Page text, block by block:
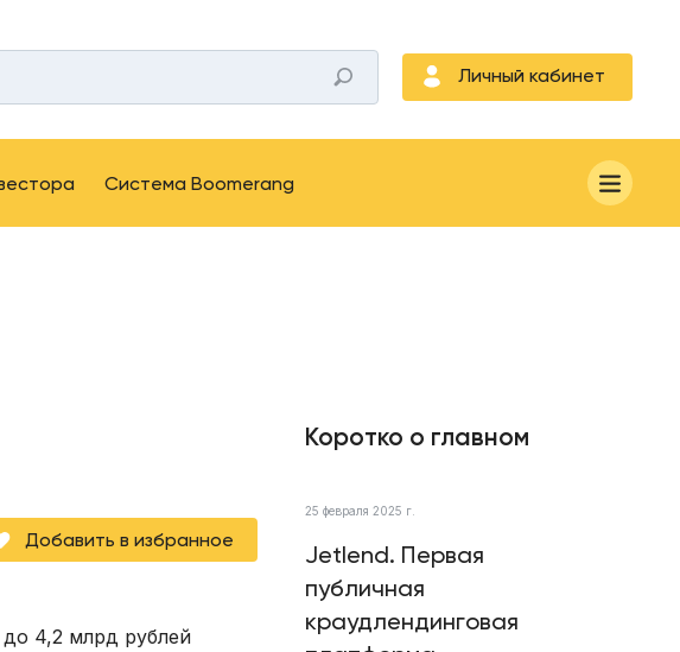
Личный кабинет
Система Boomerang
Добавить в избранное
до 4,2 млрд рублей
Коротко о главном
25 февраля 2025 г.
Jetlend. Первая
публичная
краудлендинговая